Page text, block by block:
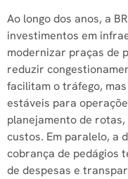
Ao longo dos anos, a
investimentos em
modernizar praças de
reduzir
facilitam o tráfego,
estáveis para
planejamento de
custos. Em paralelo, a
cobrança de pedágios
de despesas e